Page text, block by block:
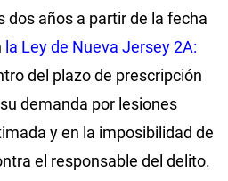
dos años a partir de la fecha
la Ley de Nueva Jersey 2A:
del plazo de prescripción
demanda por lesiones
y en la imposibilidad de
el responsable del delito.